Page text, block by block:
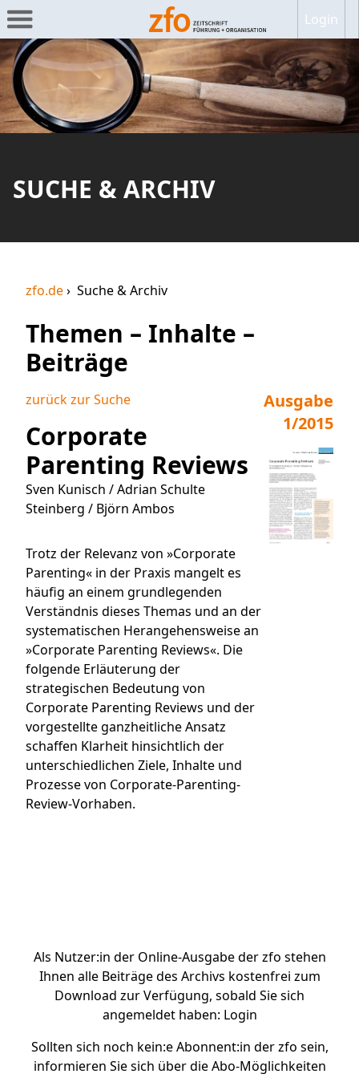
Login
SUCHE & ARCHIV
zfo.de Suche & Archiv
Themen – Inhalte –
Beiträge
zurück zur Suche
Corporate
Parenting Reviews
Sven Kunisch / Adrian Schulte
Steinberg / Björn Ambos
Trotz der Relevanz von »Corporate
Parenting« in der Praxis mangelt es
häufig an einem grundlegenden
Verständnis dieses Themas und an der
systematischen Herangehensweise an
»Corporate Parenting Reviews«. Die
folgende Erläuterung der
strategischen Bedeutung von
Corporate Parenting Reviews und der
vorgestellte ganzheitliche Ansatz
schaffen Klarheit hinsichtlich der
unterschiedlichen Ziele, Inhalte und
Prozesse von Corporate-Parenting-
Review-Vorhaben.
Ausgabe
1/2015
Als Nutzer:in der Online-Ausgabe der zfo stehen
Ihnen alle Beiträge des Archivs kostenfrei zum
Download zur Verfügung, sobald Sie sich
angemeldet haben: Login
Sollten sich noch kein:e Abonnent:in der zfo sein,
informieren Sie sich über dieAbo-Möglichkeiten